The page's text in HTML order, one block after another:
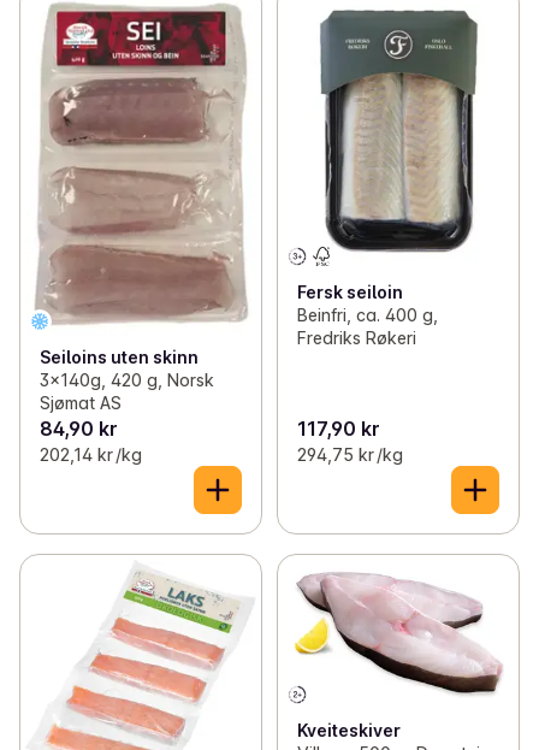
Seiloins uten skinn
3x140g, 420 g, Norsk
Sjømat AS
84,90 kr
202,14 kr /kg
Fersk seiloin
Beinfri, ca. 400 g,
Fredriks Røkeri
117,90 kr
294,75 kr /kg
Kveiteskiver